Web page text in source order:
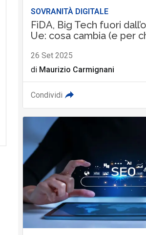
SOVRANITÀ DIGITALE
FiDA, Big Tech fuori
Ue: cosa cambia (e per
26 Set 2025
di Maurizio Carmignani
Condividi